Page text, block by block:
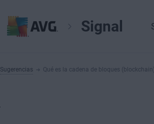
Signal
Sugerencias Qué es la cadena de bloques